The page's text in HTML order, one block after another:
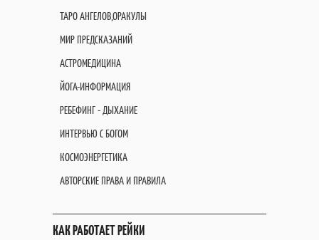
ТАРО АНГЕЛОВ,ОРАКУЛЫ
МИР ПРЕДСКАЗАНИЙ
АСТРОМЕДИЦИНА
ЙОГА-ИНФОРМАЦИЯ
РЕБЕФИНГ - ДЫХАНИЕ
ИНТЕРВЬЮ С БОГОМ
КОСМОЭНЕРГЕТИКА
АВТОРСКИЕ ПРАВА И ПРАВИЛА
КАК РАБОТАЕТ РЕЙКИ